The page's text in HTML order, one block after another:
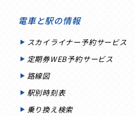
電車と駅の情報
スカイライナー予約サービス
定期券WEB予約サービス
路線図
駅別時刻表
乗り換え検索